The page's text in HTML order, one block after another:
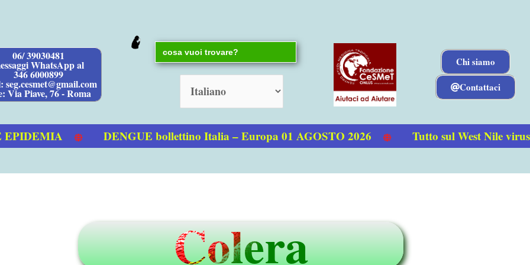
06/ 39030481
WhatsApp al
346 6000899
seg.cesmet@gmail.com
Via Piave, 76 - Roma
Search
for:
Chi siamo
Contattaci
DENGUE bollettino Italia – Europa 01 AGOSTO 2026 Tutto sul West Nile virus
Colera